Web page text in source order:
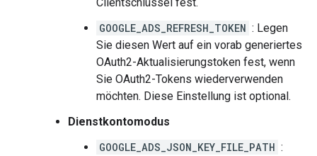
GOOGLE_ADS_REFRESH_TOKEN : Legen
Sie diesen Wert auf ein vorab generiertes
OAuth2-Aktualisierungstoken fest, wenn
Sie OAuth2-Tokens wiederverwenden
möchten. Diese Einstellung ist optional.
Dienstkontomodus
GOOGLE_ADS_JSON_KEY_FILE_PATH :